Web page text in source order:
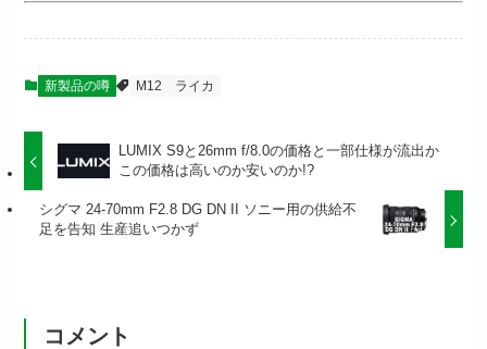
新製品の噂 M12 ライカ
LUMIX S9と26mm f/8.0の価格と一部仕様が流出か
この価格は高いのか安いのか!?
シグマ 24-70mm F2.8 DG DN II ソニー用の供給不
足を告知 生産追いつかず
コメント